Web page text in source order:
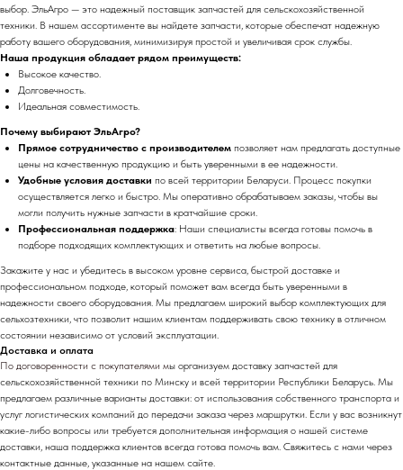
выбор. ЭльАгро — это надежный поставщик запчастей для сельскохозяйственной
техники. В нашем ассортименте вы найдете запчасти, которые обеспечат надежную
работу вашего оборудования, минимизируя простой и увеличивая срок службы.
Наша продукция обладает рядом преимуществ:
Высокое качество.
Долговечность.
Идеальная совместимость.
Почему выбирают ЭльАгро?
Прямое сотрудничество с производителем позволяет нам предлагать доступные
цены на качественную продукцию и быть уверенными в ее надежности.
Удобные условия доставки по всей территории Беларуси. Процесс покупки
осуществляется легко и быстро. Мы оперативно обрабатываем заказы, чтобы вы
могли получить нужные запчасти в кратчайшие сроки.
Профессиональная поддержка: Наши специалисты всегда готовы помочь в
подборе подходящих комплектующих и ответить на любые вопросы.
Закажите у нас и убедитесь в высоком уровне сервиса, быстрой доставке и
профессиональном подходе, который поможет вам всегда быть уверенными в
надежности своего оборудования. Мы предлагаем широкий выбор комплектующих для
сельхозтехники, что позволит нашим клиентам поддерживать свою технику в отличном
состоянии независимо от условий эксплуатации.
Доставка и оплата
По договоренности с покупателями мы организуем доставку запчастей для
сельскохозяйственной техники по Минску и всей территории Республики Беларусь. Мы
предлагаем различные варианты доставки: от использования собственного транспорта и
услуг логистических компаний до передачи заказа через маршрутки. Если у вас возникнут
какие-либо вопросы или требуется дополнительная информация о нашей системе
доставки, наша поддержка клиентов всегда готова помочь вам. Свяжитесь с нами через
контактные данные, указанные на нашем сайте.